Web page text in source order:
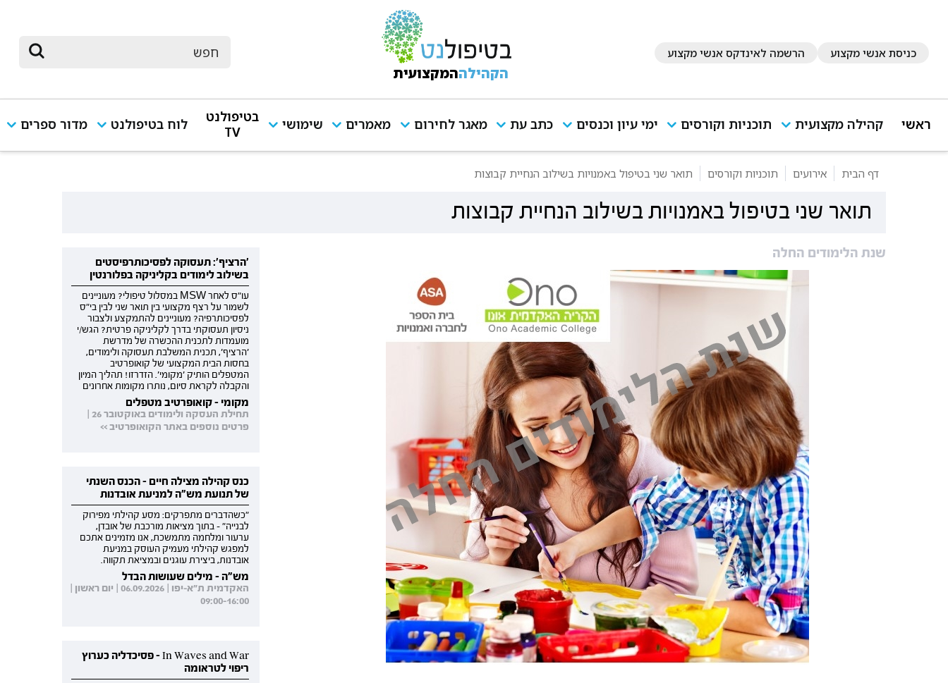
כניסת אנשי מקצוע הרשמה לאינדקס אנשי מקצוע
הקהילההמקצועית
ראשי קהילה מקצועית תוכניות וקורסים ימי עיון וכנסים כתב עת מאגר לחירום מאמרים שימושי
בטיפולנט
TV
לוח בטיפולנט מדור ספרים
דף הבית אירועים תוכניות וקורסים תואר שני בטיפול באמנויות בשילוב הנחיית קבוצות
תואר שני בטיפול באמנויות בשילוב הנחיית קבוצות
שנת הלימודים החלה
'הרציף': תעסוקה לפסיכותרפיסטים
בשילוב לימודים בקליניקה בפלורנטין
עו"ס לאחר MSW במסלול טיפולי? מעוניינים
לשמור על רצף מקצועי בין תואר שני לבין בי"ס
לפסיכותרפיה? מעוניינים להתמקצע ולצבור
ניסיון תעסוקתי בדרך לקליניקה פרטית? הגש/י
מועמדות לתכנית ההכשרה של מדרשת
'הרציף', תכנית המשלבת תעסוקה ולימודים,
בחסות הבית המקצועי של קואופרטיב
המטפלים הותיק 'מקומי'. הזדרזו! תהליך המיון
והקבלה לקראת סיום, נותרו מקומות אחרונים
מקומי - קואופרטיב מטפלים
תחילת העסקה ולימודים באוקטובר 26 |
פרטים נוספים באתר הקואופרטיב >>
כנס קהילה מצילה חיים - הכנס השנתי
של תנועת מש"ה למניעת אובדנות
"כשהדברים מתפרקים: מסע קהילתי מפירוק
לבנייה" - בתוך מציאות מורכבת של אובדן,
ערעור ומלחמה מתמשכת, אנו מזמינים אתכם
למפגש קהילתי מעמיק העוסק במניעת
אובדנות, ביצירת עוגנים ובמציאת תקווה.
מש"ה - מילים שעושות הבדל
האקדמית ת"א-יפו | 06.09.2026 | יום ראשון |
09:00-16:00
In Waves and War - פסיכדליה כערוץ
ריפוי לטראומה